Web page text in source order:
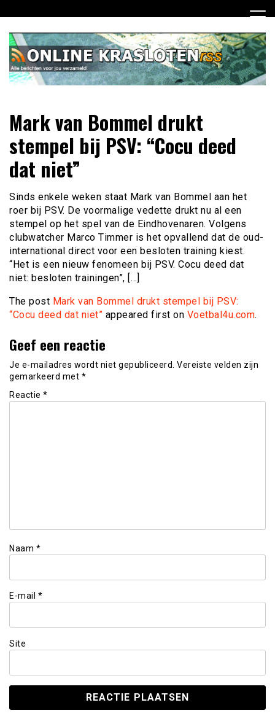
naar
inhoud
Online Krasloten RSS
jou verzameld
Mark van Bommel drukt
stempel bij PSV: “Cocu deed
dat niet”
Sinds enkele weken staat Mark van Bommel aan het
roer bij PSV. De voormalige vedette drukt nu al een
stempel op het spel van de Eindhovenaren. Volgens
clubwatcher Marco Timmer is het opvallend dat de oud-
international direct voor een besloten training kiest.
“Het is een nieuw fenomeen bij PSV. Cocu deed dat
niet: besloten trainingen”, […]
The post Mark van Bommel drukt stempel bij PSV:
“Cocu deed dat niet” appeared first on Voetbal4u.com.
Geef een reactie
Je e-mailadres wordt niet gepubliceerd. Vereiste velden zijn
gemarkeerd met *
Reactie *
Naam *
E-mail *
Site